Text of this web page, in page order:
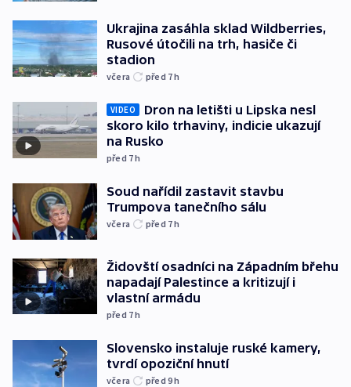
Ukrajina zasáhla sklad Wildberries,
Rusové útočili na trh, hasiče či
stadion
včera před 7h
VIDEO
Dron na letišti u Lipska nesl
skoro kilo trhaviny, indicie ukazují
na Rusko
před 7h
Soud nařídil zastavit stavbu
Trumpova tanečního sálu
včera před 7h
Židovští osadníci na Západním břehu
napadají Palestince a kritizují i
vlastní armádu
před 7h
Slovensko instaluje ruské kamery,
tvrdí opoziční hnutí
včera před 9h